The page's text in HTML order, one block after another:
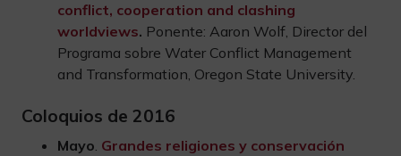
conflict, cooperation and clashing
worldviews. Ponente: Aaron Wolf, Director del
Programa sobre Water Conflict Management
and Transformation, Oregon State University.
Coloquios de 2016
Mayo. Grandes religiones y conservación